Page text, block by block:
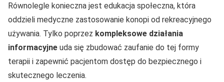
Równolegle konieczna jest edukacja społeczna, która
oddzieli medyczne zastosowanie konopi od rekreacyjnego
używania. Tylko poprzez kompleksowe działania
informacyjne uda się zbudować zaufanie do tej formy
terapii i zapewnić pacjentom dostęp do bezpiecznego i
skutecznego leczenia.